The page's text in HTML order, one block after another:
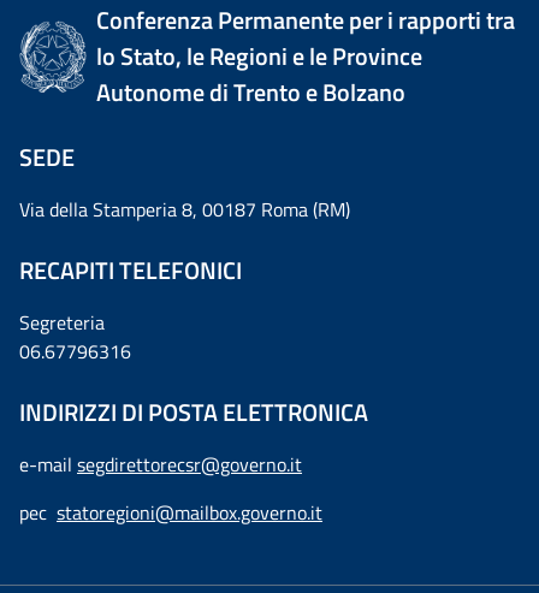
Conferenza Permanente per i rapporti tra
lo Stato, le Regioni e le Province
Autonome di Trento e Bolzano
SEDE
Via della Stamperia 8, 00187 Roma (RM)
RECAPITI TELEFONICI
Segreteria
06.67796316
INDIRIZZI DI POSTA ELETTRONICA
e-mail segdirettorecsr@governo.it
pec statoregioni@mailbox.governo.it